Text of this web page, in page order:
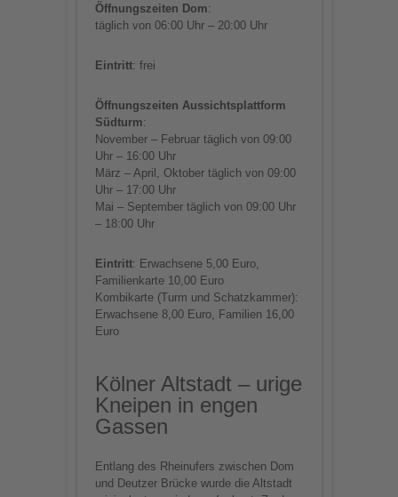
Öffnungszeiten Dom:
täglich von 06:00 Uhr – 20:00 Uhr
Eintritt: frei
Öffnungszeiten Aussichtsplattform
Südturm:
November – Februar täglich von 09:00
Uhr – 16:00 Uhr
März – April, Oktober täglich von 09:00
Uhr – 17:00 Uhr
Mai – September täglich von 09:00 Uhr
– 18:00 Uhr
Eintritt: Erwachsene 5,00 Euro,
Familienkarte 10,00 Euro
Kombikarte (Turm und Schatzkammer):
Erwachsene 8,00 Euro, Familien 16,00
Euro
Kölner Altstadt – urige
Kneipen in engen
Gassen
Entlang des Rheinufers zwischen Dom
und Deutzer Brücke wurde die Altstadt